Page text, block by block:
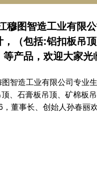
穆图智造工业有限
（包括:铝扣板吊
产品，欢迎大家光
智造工业有限公司专业
顶、石膏板吊顶、矿棉板
董事长、创始人孙春丽